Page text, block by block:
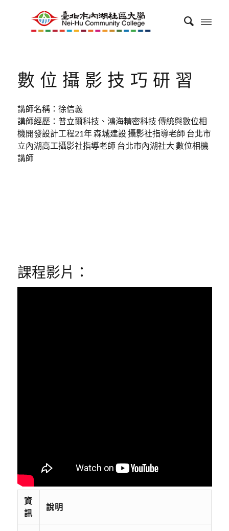
數位攝影技巧研習
講師名稱：徐信義
講師經歷：普立爾科技、鴻海精密科技 傳統與數位相
機開發設計工程21年 森城建設 攝影社指導老師 台北市
立內湖高工攝影社指導老師 台北市內湖社大 數位相機
講師
課程影片：
資
訊
說明